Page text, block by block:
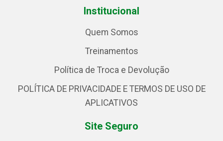
Institucional
Quem Somos
Treinamentos
Política de Troca e Devolução
POLÍTICA DE PRIVACIDADE E TERMOS DE USO DE
APLICATIVOS
Site Seguro